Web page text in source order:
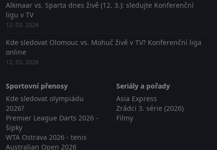
Alkmaar vs. Sparta dnes živě (12. 3.): sledujte Konferenční
ligu v TV
12. 03. 2026
Kde sledovat Olomouc vs. Mohuč živě v TV? Konferenční liga
online
12. 03. 2026
Sportovní přenosy
Kde sledovat olympiádu
2026?
Premier League Darts 2026 -
šipky
WTA Ostrava 2026 - tenis
Australian Open 2026
Seriály a pořady
Asia Express
Zrádci 3. série (2026)
Filmy